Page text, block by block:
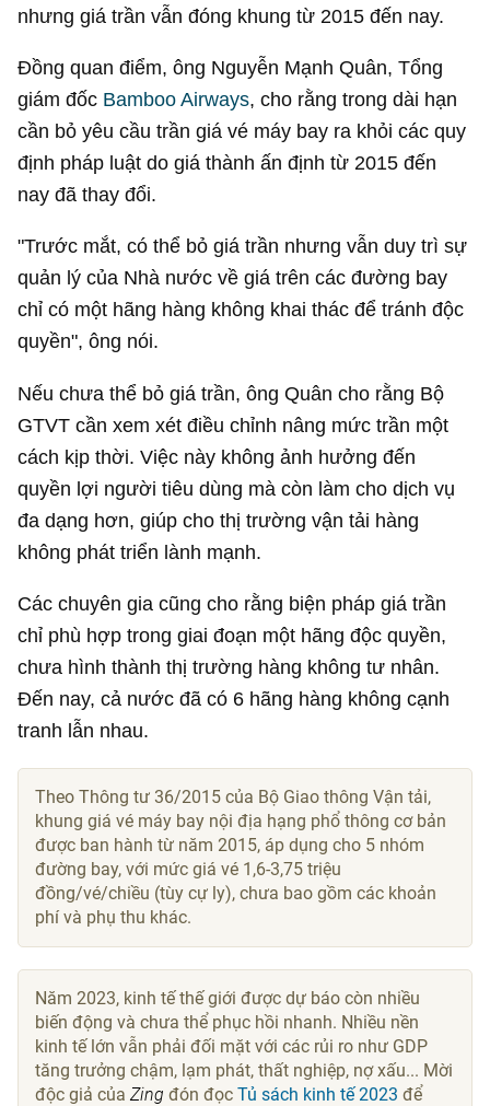
nhưng giá trần vẫn đóng khung từ 2015 đến nay.
Đồng quan điểm, ông Nguyễn Mạnh Quân, Tổng
giám đốc Bamboo Airways, cho rằng trong dài hạn
cần bỏ yêu cầu trần giá vé máy bay ra khỏi các quy
định pháp luật do giá thành ấn định từ 2015 đến
nay đã thay đổi.
"Trước mắt, có thể bỏ giá trần nhưng vẫn duy trì sự
quản lý của Nhà nước về giá trên các đường bay
chỉ có một hãng hàng không khai thác để tránh độc
quyền", ông nói.
Nếu chưa thể bỏ giá trần, ông Quân cho rằng Bộ
GTVT cần xem xét điều chỉnh nâng mức trần một
cách kịp thời. Việc này không ảnh hưởng đến
quyền lợi người tiêu dùng mà còn làm cho dịch vụ
đa dạng hơn, giúp cho thị trường vận tải hàng
không phát triển lành mạnh.
Các chuyên gia cũng cho rằng biện pháp giá trần
chỉ phù hợp trong giai đoạn một hãng độc quyền,
chưa hình thành thị trường hàng không tư nhân.
Đến nay, cả nước đã có 6 hãng hàng không cạnh
tranh lẫn nhau.
Theo Thông tư 36/2015 của Bộ Giao thông Vận tải,
khung giá vé máy bay nội địa hạng phổ thông cơ bản
được ban hành từ năm 2015, áp dụng cho 5 nhóm
đường bay, với mức giá vé 1,6-3,75 triệu
đồng/vé/chiều (tùy cự ly), chưa bao gồm các khoản
phí và phụ thu khác.
Năm 2023, kinh tế thế giới được dự báo còn nhiều
biến động và chưa thể phục hồi nhanh. Nhiều nền
kinh tế lớn vẫn phải đối mặt với các rủi ro như GDP
tăng trưởng chậm, lạm phát, thất nghiệp, nợ xấu... Mời
độc giả củaZing đón đọcTủ sách kinh tế 2023 để